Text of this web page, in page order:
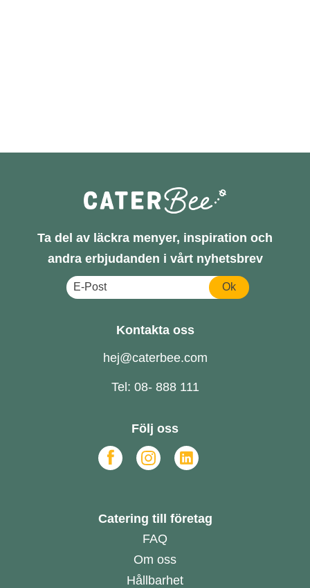
Ta del av läckra menyer, inspiration och
andra erbjudanden i vårt nyhetsbrev
Ok
Kontakta oss
hej@caterbee.com
Tel: 08- 888 111
Följ oss
Catering till företag
FAQ
Om oss
Hållbarhet